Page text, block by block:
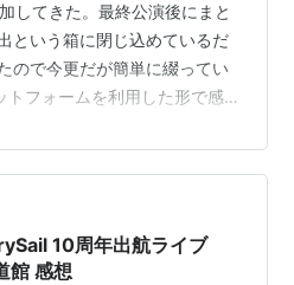
してきた。最終公演後にまと
という箱に閉じ込めているだ
ので今更だが簡単に綴ってい
フォームを利用した形で感想
って、今回のライブは心を打
た機会だったのかもしれな
は1stから今回の武道館ライ
かし、このライブに両日参加
熱が冷めたと…
10周年出航ライブ
“FlagShip” in 日本武道館 感想